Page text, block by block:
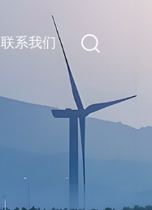
联系我们